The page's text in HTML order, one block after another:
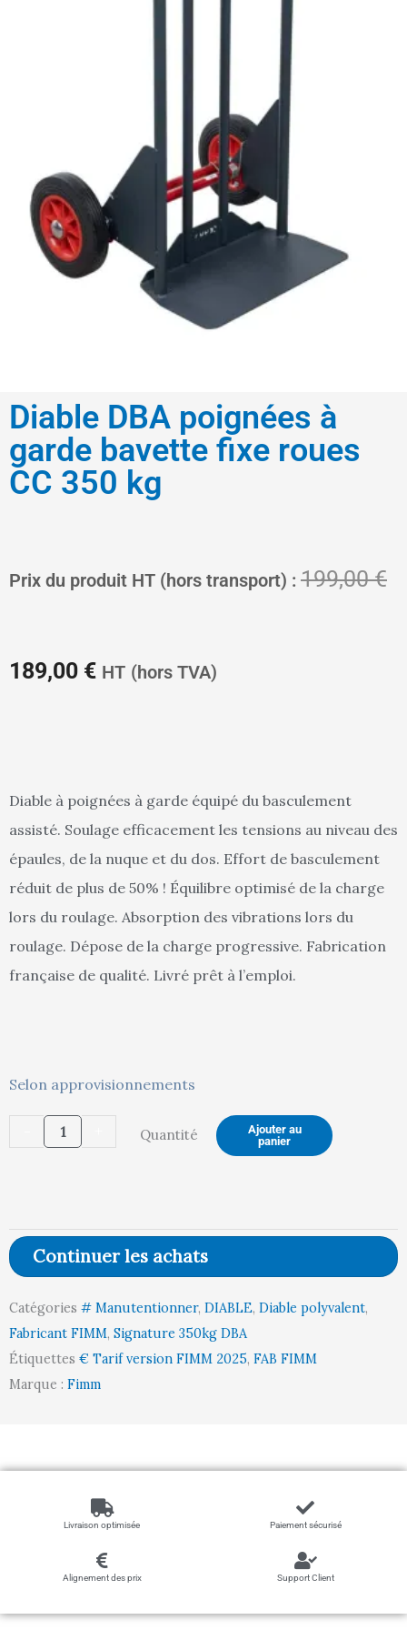
Diable DBA poignées à
garde bavette fixe roues
CC 350 kg
Prix du produit HT (hors transport) : 199,00€
189,00 €
Le
prix
est :
189,00 €.
HT (hors TVA)
Diable à poignées à garde équipé du basculement
assisté. Soulage efficacement les tensions au niveau des
épaules, de la nuque et du dos. Effort de basculement
réduit de plus de 50% ! Équilibre optimisé de la charge
lors du roulage. Absorption des vibrations lors du
roulage. Dépose de la charge progressive. Fabrication
française de qualité. Livré prêt à l’emploi.
Selon approvisionnements
quantité
garde
bavette
roues
CC
350
Quantité
Ajouter au
panier
Continuer les achats
Catégories # Manutentionner, DIABLE, Diable polyvalent,
Fabricant FIMM, Signature 350kg DBA
Étiquettes € Tarif version FIMM 2025, FAB FIMM
Marque : Fimm
Livraison optimisée Paiement sécurisé
Alignement des prix Support Client